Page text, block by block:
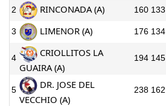
2 RINCONADA (A) 160 133
3 LIMENOR (A) 176 134
4
CRIOLLITOS LA
GUAIRA (A)
194 145
5
DR. JOSE DEL
VECCHIO (A)
238 162